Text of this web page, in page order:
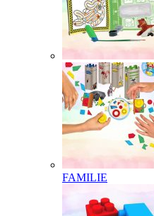
FAMILIE